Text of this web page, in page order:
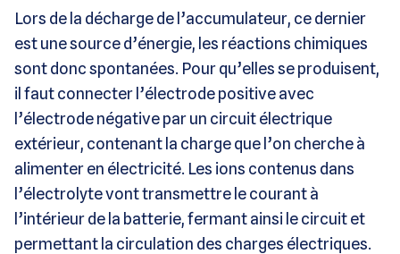
Lors de la décharge de l’accumulateur, ce dernier
est une source d’énergie, les réactions chimiques
sont donc spontanées. Pour qu’elles se produisent,
il faut connecter l’électrode positive avec
l’électrode négative par un circuit électrique
extérieur, contenant la charge que l’on cherche à
alimenter en électricité. Les ions contenus dans
l’électrolyte vont transmettre le courant à
l’intérieur de la batterie, fermant ainsi le circuit et
permettant la circulation des charges électriques.